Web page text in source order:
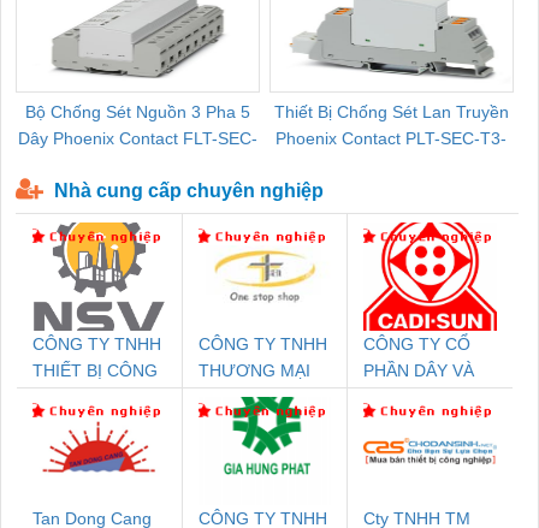
Bộ Chống Sét Nguồn 3 Pha 5
Dây Phoenix Contact FLT-SEC-
Thiết Bị Chống Sét Lan Truyền
Phoenix Contact PLT-SEC-T3-
Nhà cung cấp chuyên nghiệp
CÔNG TY TNHH
THIẾT BỊ CÔNG
SETSUBI VIỆT
NAM
CÔNG TY TNHH
THƯƠNG MẠI
THIÊN ÂN VIỆT
NAM
CÔNG TY CỔ
PHẦN DÂY VÀ
THƯỢNG ĐÌNH
Tan Dong Cang
CÔNG TY TNHH
Cty TNHH TM